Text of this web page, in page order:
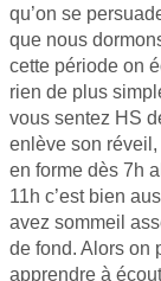
qu’on se
que nous
cette période on
rien de plus
vous sentez HS
enlève son
en forme dès 7h
11h c’est bien
avez sommeil
de fond. Alors on
apprendre à